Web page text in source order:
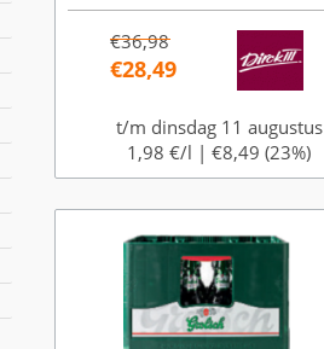
€36,98
€28,49
t/m dinsdag 11 augustus
1,98 €/l | €8,49 (23%)